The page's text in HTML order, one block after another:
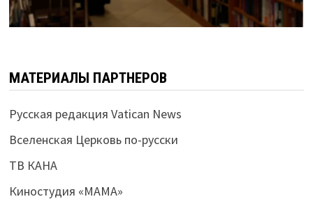
МАТЕРИАЛЫ ПАРТНЕРОВ
Русская редакция Vatican News
Вселенская Церковь по-русски
ТВ КАНА
Киностудия «МАМА»